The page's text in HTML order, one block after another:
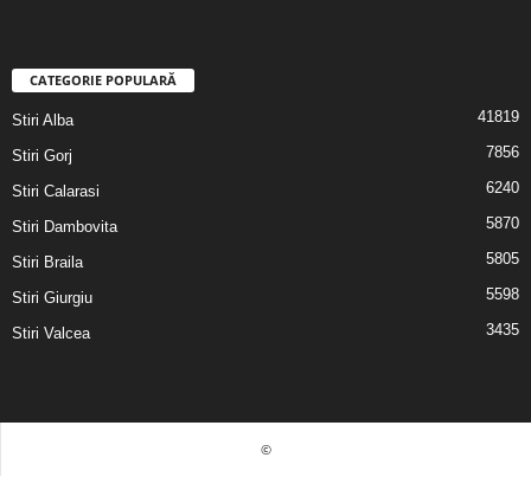
CATEGORIE POPULARĂ
Stiri Alba 41819
Stiri Gorj 7856
Stiri Calarasi 6240
Stiri Dambovita 5870
Stiri Braila 5805
Stiri Giurgiu 5598
Stiri Valcea 3435
©